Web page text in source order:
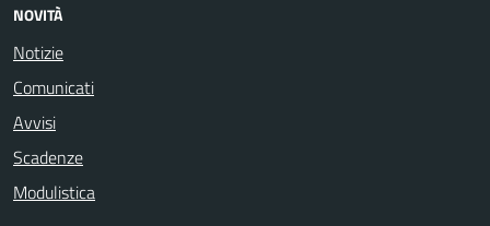
NOVITÀ
Notizie
Comunicati
Avvisi
Scadenze
Modulistica